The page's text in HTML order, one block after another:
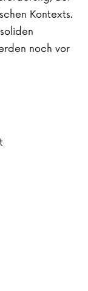
Kontexts.
noch vor